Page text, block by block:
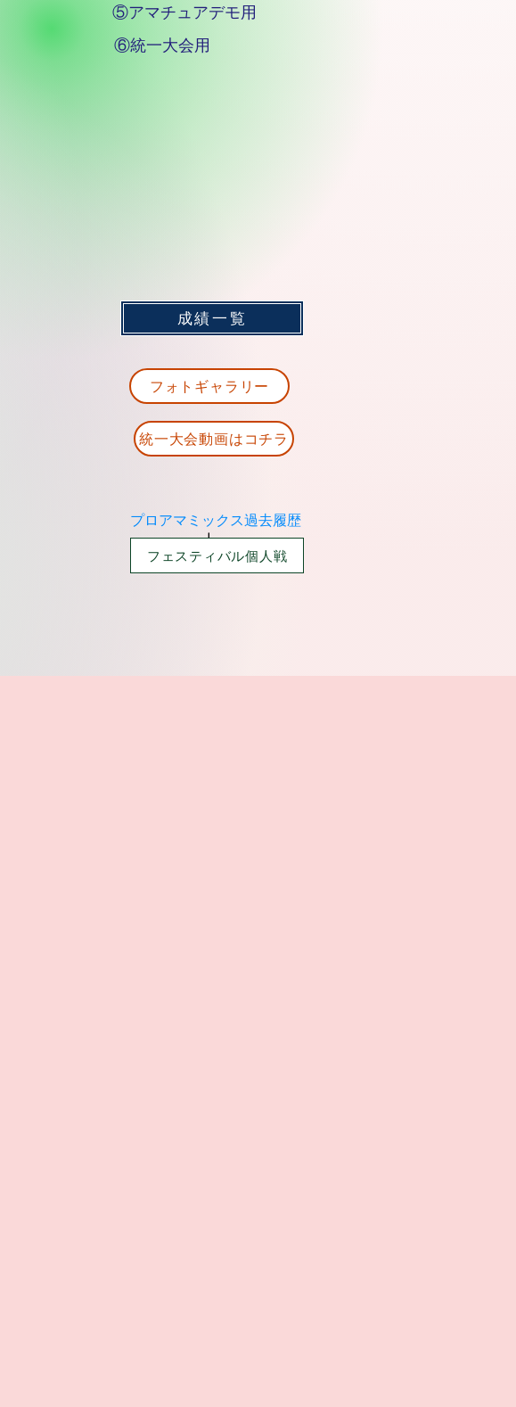
⑤アマチュアデモ用
⑥統一大会用
成績一覧
フォトギャラリー
統一大会動画はコチラ
プロアマミックス過去履歴
​ ↓
フェスティバル個人戦